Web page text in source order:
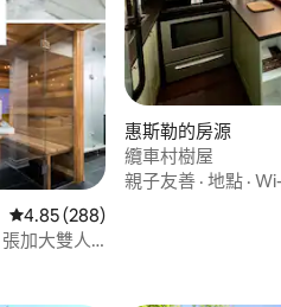
分）
從 288 則評價中獲得 4.85 的平均
4.85 (288)
加大雙人
惠斯勒的房源
纜車村樹屋
親子友善 · 地點 ·